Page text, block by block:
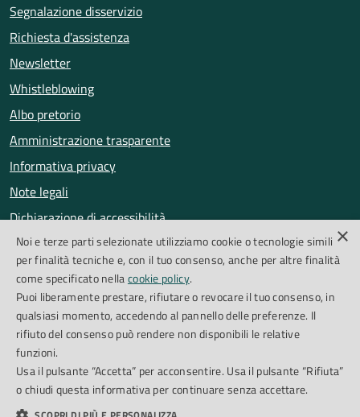
Segnalazione disservizio
Richiesta d'assistenza
Newsletter
Whistleblowing
Albo pretorio
Amministrazione trasparente
Informativa privacy
Note legali
Dichiarazione di accessibilità
Obiettivi di accessibilità
Segnalazioni accessibilità
SEGUICI SU
Facebook
×
Noi e terze parti selezionate utilizziamo cookie o tecnologie simili
per finalità tecniche e, con il tuo consenso, anche per altre finalità
come specificato nellacookie policy.
Puoi liberamente prestare, rifiutare o revocare il tuo consenso, in
qualsiasi momento, accedendo al pannello delle preferenze. Il
rifiuto del consenso può rendere non disponibili le relative
funzioni.
Usa il pulsante “Accetta” per acconsentire. Usa il pulsante “Rifiuta”
o chiudi questa informativa per continuare senza accettare.